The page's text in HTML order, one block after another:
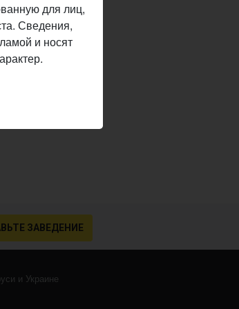
ЗАВЕДЕНИЕ
и Украине
для лиц,
Сведения,
и носят